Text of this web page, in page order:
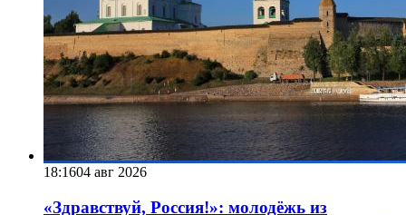
18:1604 авг 2026
«Здравствуй, Россия!»: молодёжь из